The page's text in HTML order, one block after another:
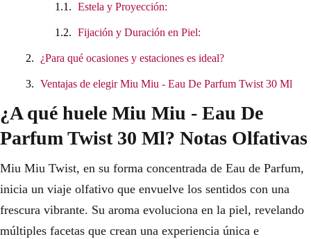
Estela y Proyección:
Fijación y Duración en Piel:
¿Para qué ocasiones y estaciones es ideal?
Ventajas de elegir Miu Miu - Eau De Parfum Twist 30 Ml
¿A qué huele Miu Miu - Eau De
Parfum Twist 30 Ml? Notas Olfativas
Miu Miu Twist, en su forma concentrada de Eau de Parfum,
inicia un viaje olfativo que envuelve los sentidos con una
frescura vibrante. Su aroma evoluciona en la piel, revelando
múltiples facetas que crean una experiencia única e